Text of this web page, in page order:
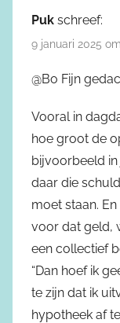
Puk schreef:
9 januari 2025
@Bo Fijn
Vooral in
hoe groot de
bijvoorbeeld
daar die
moet staan.
voor dat geld,
een collectief
“Dan hoef ik
te zijn dat ik
hypotheek af